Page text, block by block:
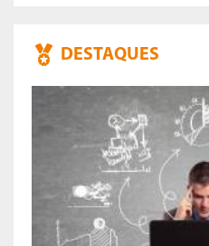
DESTAQUES